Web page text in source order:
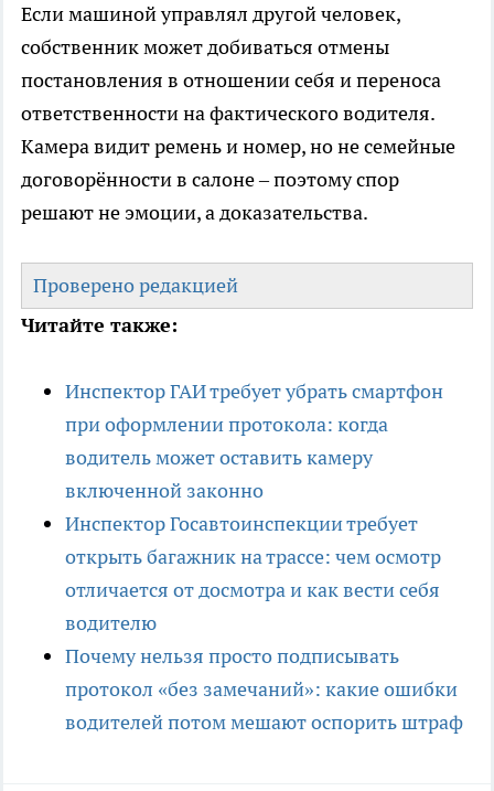
Если машиной управлял другой человек,
собственник может добиваться отмены
постановления в отношении себя и переноса
ответственности на фактического водителя.
Камера видит ремень и номер, но не семейные
договорённости в салоне – поэтому спор
решают не эмоции, а доказательства.
Проверено редакцией
Читайте также:
Инспектор ГАИ требует убрать смартфон
при оформлении протокола: когда
водитель может оставить камеру
включенной законно
Инспектор Госавтоинспекции требует
открыть багажник на трассе: чем осмотр
отличается от досмотра и как вести себя
водителю
Почему нельзя просто подписывать
протокол «без замечаний»: какие ошибки
водителей потом мешают оспорить штраф